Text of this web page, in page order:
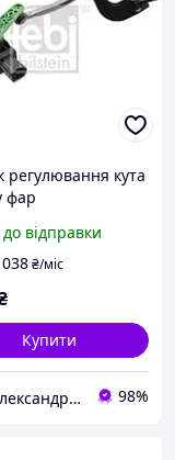
регулювання кута
фар
до відправки
₴/міс
Купити
ФОП Александрова Ірина Анатоліївна 98%